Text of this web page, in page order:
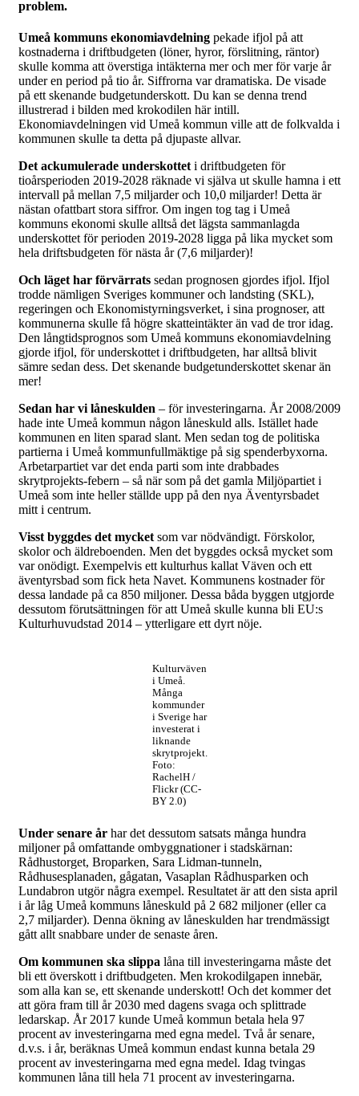
problem.
Umeå kommuns ekonomiavdelning pekade ifjol på att
kostnaderna i driftbudgeten (löner, hyror, förslitning, räntor)
skulle komma att överstiga intäkterna mer och mer för varje år
under en period på tio år. Siffrorna var dramatiska. De visade
på ett skenande budgetunderskott. Du kan se denna trend
illustrerad i bilden med krokodilen här intill.
Ekonomiavdelningen vid Umeå kommun ville att de folkvalda i
kommunen skulle ta detta på djupaste allvar.
Det ackumulerade underskottet i driftbudgeten för
tioårsperioden 2019-2028 räknade vi själva ut skulle hamna i ett
intervall på mellan 7,5 miljarder och 10,0 miljarder! Detta är
nästan ofattbart stora siffror. Om ingen tog tag i Umeå
kommuns ekonomi skulle alltså det lägsta sammanlagda
underskottet för perioden 2019-2028 ligga på lika mycket som
hela driftsbudgeten för nästa år (7,6 miljarder)!
Och läget har förvärrats sedan prognosen gjordes ifjol. Ifjol
trodde nämligen Sveriges kommuner och landsting (SKL),
regeringen och Ekonomistyrningsverket, i sina prognoser, att
kommunerna skulle få högre skatteintäkter än vad de tror idag.
Den långtidsprognos som Umeå kommuns ekonomiavdelning
gjorde ifjol, för underskottet i driftbudgeten, har alltså blivit
sämre sedan dess. Det skenande budgetunderskottet skenar än
mer!
Sedan har vi låneskulden – för investeringarna. År 2008/2009
hade inte Umeå kommun någon låneskuld alls. Istället hade
kommunen en liten sparad slant. Men sedan tog de politiska
partierna i Umeå kommunfullmäktige på sig spenderbyxorna.
Arbetarpartiet var det enda parti som inte drabbades
skrytprojekts-febern – så när som på det gamla Miljöpartiet i
Umeå som inte heller ställde upp på den nya Äventyrsbadet
mitt i centrum.
Visst byggdes det mycket som var nödvändigt. Förskolor,
skolor och äldreboenden. Men det byggdes också mycket som
var onödigt. Exempelvis ett kulturhus kallat Väven och ett
äventyrsbad som fick heta Navet. Kommunens kostnader för
dessa landade på ca 850 miljoner. Dessa båda byggen utgjorde
dessutom förutsättningen för att Umeå skulle kunna bli EU:s
Kulturhuvudstad 2014 – ytterligare ett dyrt nöje.
Kulturväven
i Umeå.
Många
kommunder
i Sverige har
investerat i
liknande
skrytprojekt.
Foto:
RachelH /
Flickr (CC-
BY 2.0)
Under senare år har det dessutom satsats många hundra
miljoner på omfattande ombyggnationer i stadskärnan:
Rådhustorget, Broparken, Sara Lidman-tunneln,
Rådhusesplanaden, gågatan, Vasaplan Rådhusparken och
Lundabron utgör några exempel. Resultatet är att den sista april
i år låg Umeå kommuns låneskuld på 2 682 miljoner (eller ca
2,7 miljarder). Denna ökning av låneskulden har trendmässigt
gått allt snabbare under de senaste åren.
Om kommunen ska slippa låna till investeringarna måste det
bli ett överskott i driftbudgeten. Men krokodilgapen innebär,
som alla kan se, ett skenande underskott! Och det kommer det
att göra fram till år 2030 med dagens svaga och splittrade
ledarskap. År 2017 kunde Umeå kommun betala hela 97
procent av investeringarna med egna medel. Två år senare,
d.v.s. i år, beräknas Umeå kommun endast kunna betala 29
procent av investeringarna med egna medel. Idag tvingas
kommunen låna till hela 71 procent av investeringarna.